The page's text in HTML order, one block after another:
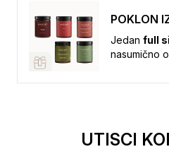
POKLON
Jedan full
nasumično
UTISCI